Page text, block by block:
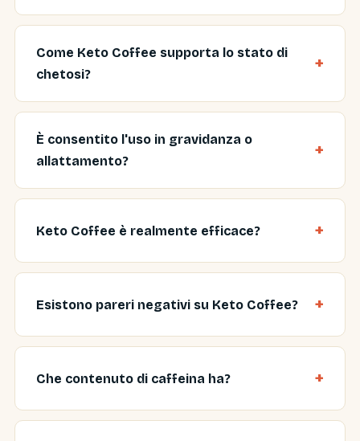
Come Keto Coffee supporta lo stato di
chetosi?
È consentito l'uso in gravidanza o
allattamento?
Keto Coffee è realmente efficace?
Esistono pareri negativi su Keto Coffee?
Che contenuto di caffeina ha?